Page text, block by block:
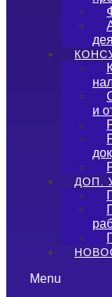
и
ДОП.
Menu